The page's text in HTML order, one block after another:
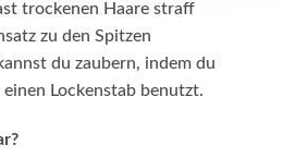
trockenen Haare straff
zu den Spitzen
du zaubern, indem du
Lockenstab benutzt.